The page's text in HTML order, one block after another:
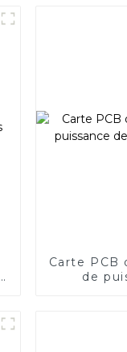
Carte PCB
de